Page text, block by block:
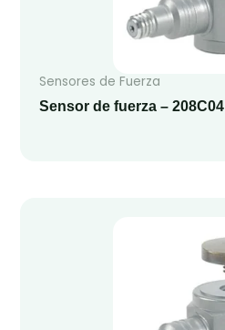
Sensores de Fuerza
Sensor de fuerza – 208C04